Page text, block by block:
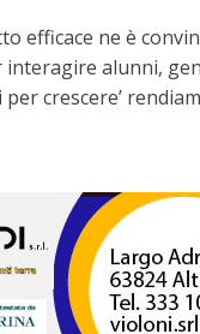
efficace ne è
interagire alunni,
crescere’